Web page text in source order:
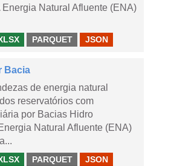
Energia Natural Afluente (ENA)
PARQUET JSON
Bacia
de energia natural
reservatórios com
por Bacias Hidro
Natural Afluente (ENA)
PARQUET JSON